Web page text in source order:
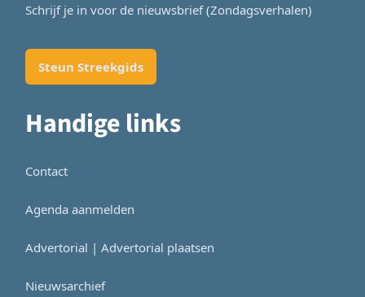
Schrijf je in voor de nieuwsbrief (Zondagsverhalen)
Steun Streekgids
Handige links
Contact
Agenda aanmelden
Advertorial | Advertorial plaatsen
Nieuwsarchief